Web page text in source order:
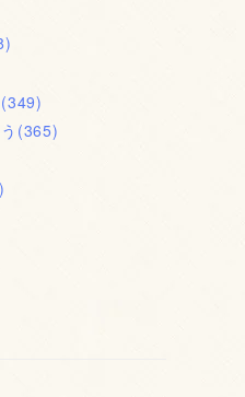
(349)
(365)